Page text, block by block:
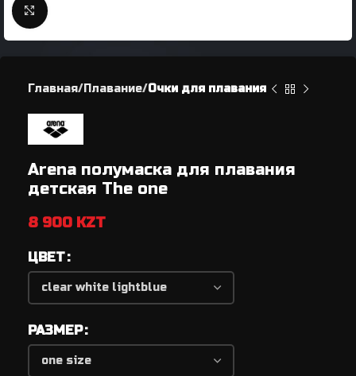
Нажмите, чтобы увеличить
Главная Плавание Очки для плавания
Arena полумаска для плавания
детская The one
8 900 KZT
ЦВЕТ
РАЗМЕР